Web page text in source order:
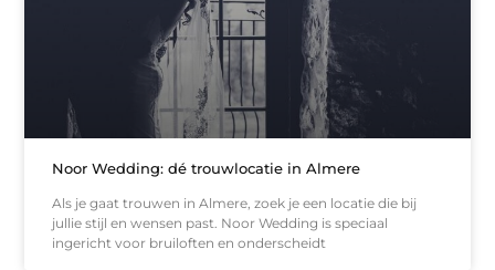
Noor Wedding: dé trouwlocatie in Almere
Als je gaat trouwen in Almere, zoek je een locatie die bij
jullie stijl en wensen past. Noor Wedding is speciaal
ingericht voor bruiloften en onderscheidt